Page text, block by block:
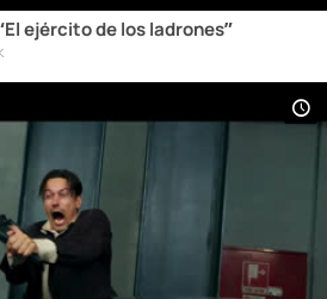
ejército de los ladrones”